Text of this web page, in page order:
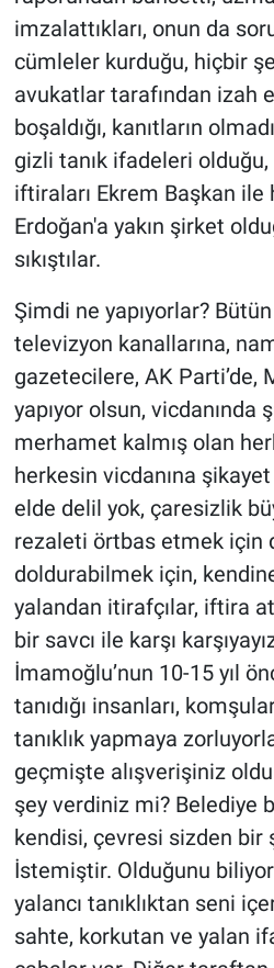
imzalattıkları, onun da
cümleler kurduğu, hiçbir
avukatlar tarafından izah
boşaldığı, kanıtların
gizli tanık ifadeleri olduğu,
iftiraları Ekrem Başkan ile
Erdoğan'a yakın şirket
sıkıştılar.
Şimdi ne yapıyorlar?
televizyon kanallarına,
gazetecilere, AK Parti’de,
yapıyor olsun, vicdanında
merhamet kalmış olan
herkesin vicdanına
elde delil yok, çaresizlik
rezaleti örtbas etmek için
doldurabilmek için,
yalandan itirafçılar, iftira
bir savcı ile karşı
İmamoğlu’nun 10-15 yıl
tanıdığı insanları,
tanıklık yapmaya
geçmişte alışverişiniz oldu
şey verdiniz mi? Belediye
kendisi, çevresi sizden bir
İstemiştir. Olduğunu
yalancı tanıklıktan seni
sahte, korkutan ve yalan